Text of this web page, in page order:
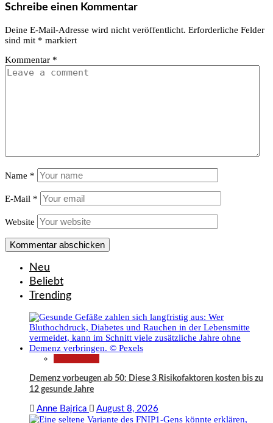
Schreibe einen Kommentar
Deine E-Mail-Adresse wird nicht veröffentlicht. Erforderliche Felder
sind mit * markiert
Kommentar *
Name *
E-Mail *
Website
Neu
Beliebt
Trending
Demenz vorbeugen ab 50: Diese 3 Risikofaktoren kosten bis zu
12 gesunde Jahre
Anne Bajrica August 8, 2026